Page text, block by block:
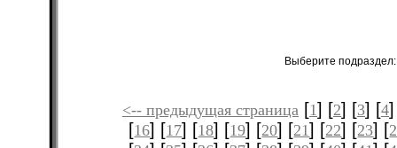
Выберите
<-- предыдущая страница [1] [2] [3] [4
[16] [17] [18] [19] [20] [21] [22] [23] [